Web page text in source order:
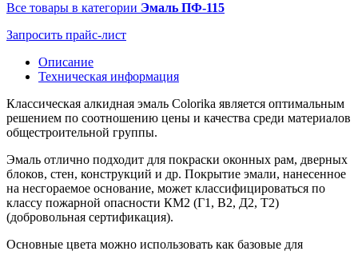
Все товары в категории Эмаль ПФ-115
Запросить прайс-лист
Описание
Техническая информация
Классическая алкидная эмаль Colorika является оптимальным
решением по соотношению цены и качества среди материалов
общестроительной группы.
Эмаль отлично подходит для покраски оконных рам, дверных
блоков, стен, конструкций и др. Покрытие эмали, нанесенное
на несгораемое основание, может классифицироваться по
классу пожарной опасности КМ2 (Г1, В2, Д2, Т2)
(добровольная сертификация).
Основные цвета можно использовать как базовые для